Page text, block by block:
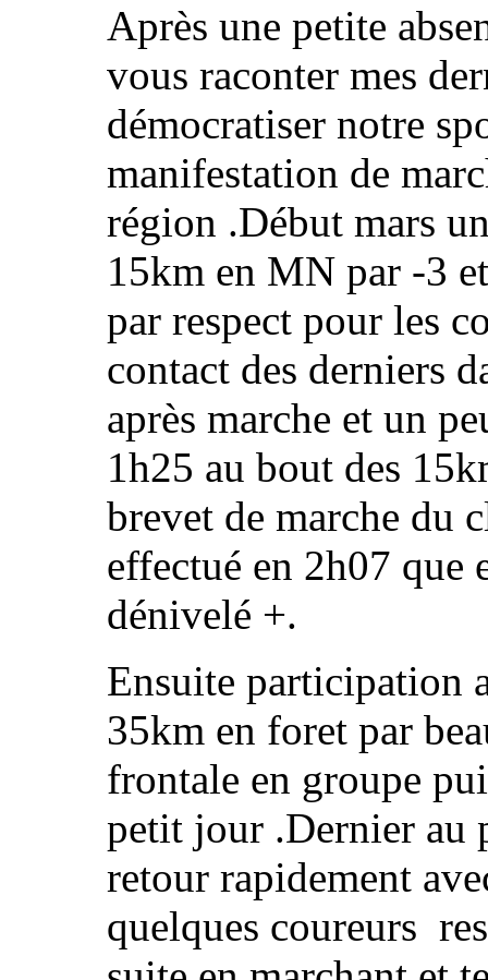
Après une petite
vous raconter mes
démocratiser notre
manifestation de
région .Début mars
15km en MN par -3
par respect pour les
contact des derniers
après marche et un
1h25 au bout des
brevet de marche du
effectué en 2h07 que
dénivelé +.
Ensuite participation
35km en foret par
frontale en groupe
petit jour .Dernier au
retour rapidement
quelques coureurs